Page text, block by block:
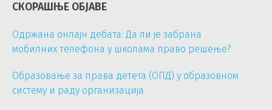
СКОРАШЊЕ ОБЈАВЕ
Одржана онлајн дебата: Да ли је забрана
мобилних телефона у школама право решење?
Образовање за права детета (ОПД) у образовном
систему и раду организација